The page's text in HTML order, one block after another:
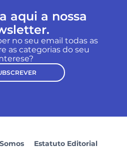
aqui a nossa
no seu email todas as
as categorias do seu
Estatuto Editorial